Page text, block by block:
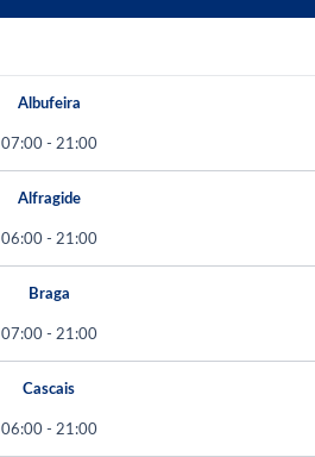
Albufeira
07:00 - 21:00
Alfragide
06:00 - 21:00
Braga
07:00 - 21:00
Cascais
06:00 - 21:00